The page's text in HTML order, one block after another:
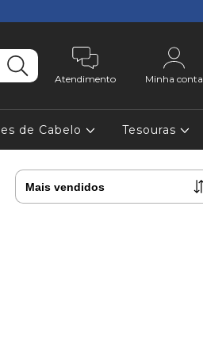
Atendimento Minha conta
de Cabelo Tesouras